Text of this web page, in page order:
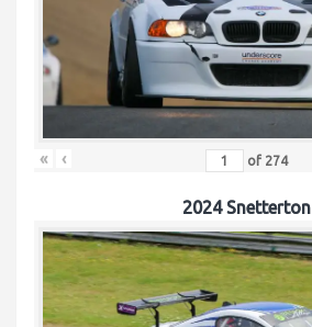
« ‹ of 274
2024 Snetterton